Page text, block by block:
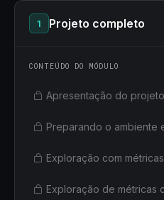
1 Projeto completo
CONTEÚDO DO MÓDULO
Exploração com
Exploração de métricas